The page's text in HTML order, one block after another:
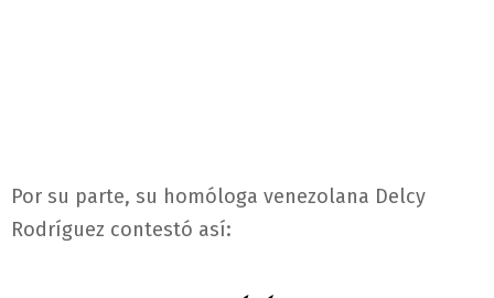
Por su parte, su homóloga venezolana Delcy
Rodríguez contestó así: